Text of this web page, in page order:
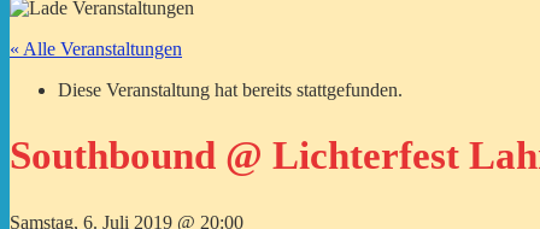
« Alle Veranstaltungen
Diese Veranstaltung hat bereits stattgefunden.
Southbound @ Lichterfest
Samstag, 6. Juli 2019 @ 20:00